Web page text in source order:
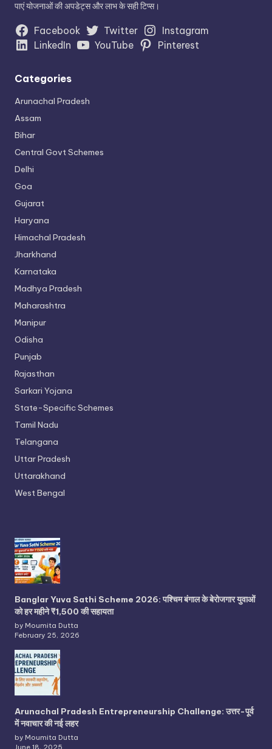
पाएं योजनाओं की अपडेट्स और लाभ के सही टिप्स।
Facebook Twitter
Instagram
LinkedIn
YouTube Pinterest
Categories
Arunachal Pradesh
Assam
Bihar
Central Govt Schemes
Delhi
Goa
Gujarat
Haryana
Himachal Pradesh
Jharkhand
Karnataka
Madhya Pradesh
Maharashtra
Manipur
Odisha
Punjab
Rajasthan
Sarkari Yojana
State-Specific Schemes
Tamil Nadu
Telangana
Uttar Pradesh
Uttarakhand
West Bengal
Banglar Yuva Sathi Scheme 2026: पश्चिम बंगाल के बेरोजगार युवाओं
को हर महीने ₹1,500 की सहायता
by Moumita Dutta
February 25, 2026
Arunachal Pradesh Entrepreneurship Challenge: उत्तर-पूर्व
में नवाचार की नई लहर
by Moumita Dutta
June 18, 2025